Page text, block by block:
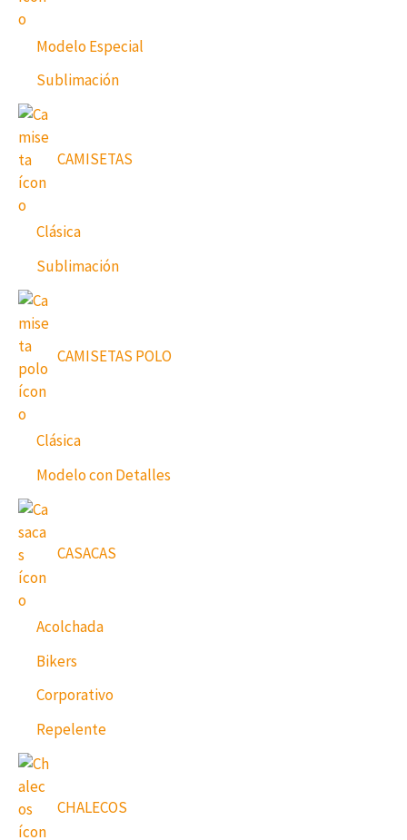
Modelo Especial
Sublimación
CAMISETAS
Clásica
Sublimación
CAMISETAS POLO
Clásica
Modelo con Detalles
CASACAS
Acolchada
Bikers
Corporativo
Repelente
CHALECOS